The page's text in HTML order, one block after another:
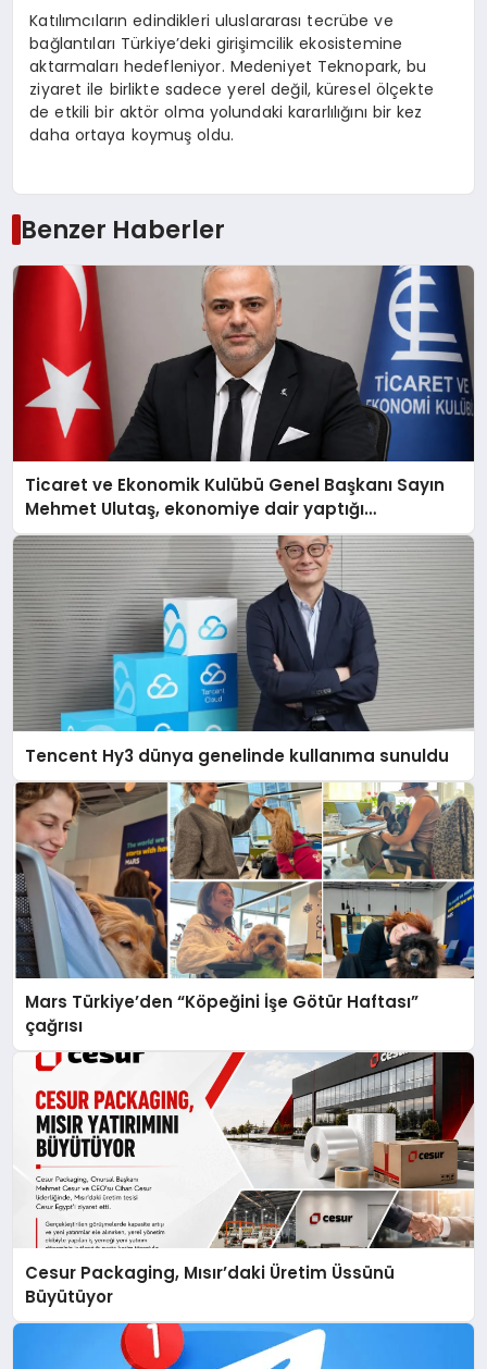
Katılımcıların edindikleri uluslararası tecrübe ve
bağlantıları Türkiye’deki girişimcilik ekosistemine
aktarmaları hedefleniyor. Medeniyet Teknopark, bu
ziyaret ile birlikte sadece yerel değil, küresel ölçekte
de etkili bir aktör olma yolundaki kararlılığını bir kez
daha ortaya koymuş oldu.
Benzer Haberler
Ticaret ve Ekonomik Kulübü Genel Başkanı Sayın
Mehmet Ulutaş, ekonomiye dair yaptığı
açıklamada şunları kaydetti:
Tencent Hy3 dünya genelinde kullanıma sunuldu
Mars Türkiye’den “Köpeğini İşe Götür Haftası”
çağrısı
Cesur Packaging, Mısır’daki Üretim Üssünü
Büyütüyor